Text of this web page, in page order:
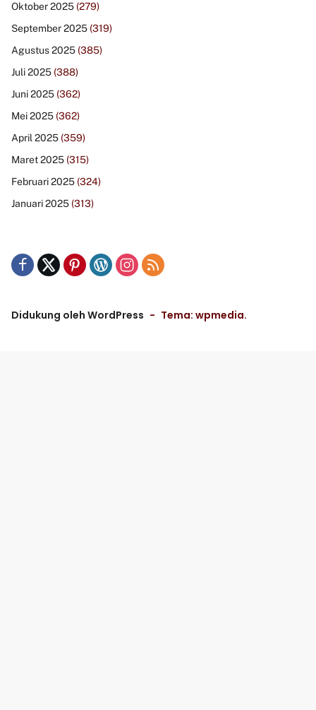
Oktober 2025 (279)
September 2025 (319)
Agustus 2025 (385)
Juli 2025 (388)
Juni 2025 (362)
Mei 2025 (362)
April 2025 (359)
Maret 2025 (315)
Februari 2025 (324)
Januari 2025 (313)
Didukung oleh WordPress - Tema: wpmedia.